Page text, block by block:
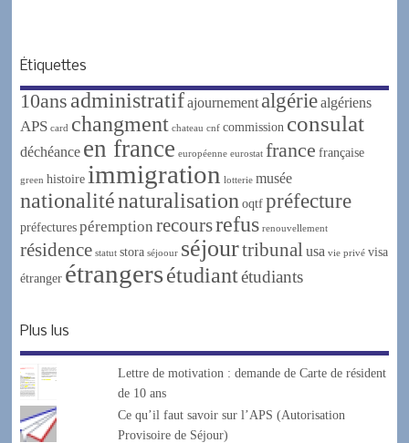
Étiquettes
10ans administratifajournement algériealgériens
APS card changment chateau cnf commission consulat
déchéance en france européenne eurostat france française
green histoire immigration lotterie musée
nationaliténaturalisation oqtf préfecture
préfectures péremption recoursrefus renouvellement
résidence statut stora séjoour séjourtribunalusa vie privé visa
étranger étrangersétudiantétudiants
Plus lus
Lettre de motivation : demande de Carte de résident
de 10 ans
Ce qu’il faut savoir sur l’APS (Autorisation
Provisoire de Séjour)